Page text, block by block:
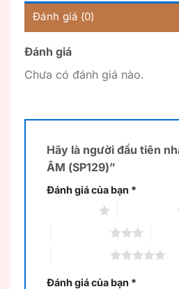
Đánh giá (0)
Đánh giá
Chưa có đánh giá nào.
Hãy là người đầu tiên
ÂM (SP129)”
Đánh giá của bạn *
Đánh giá của bạn *